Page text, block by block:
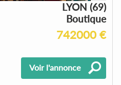
LYON (69)
Boutique
742000 €
Voir l'annonce